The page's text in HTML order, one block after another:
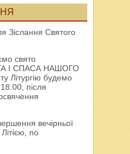
Зіслання Святого
свято
І СПАСА НАШОГО
Літургію будемо
після
вечірньої
по